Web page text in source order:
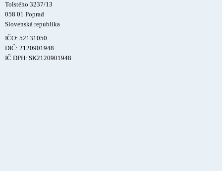
Tolstého 3237/13
058 01 Poprad
Slovenská republika
IČO: 52131050
DIČ: 2120901948
IČ DPH: SK2120901948